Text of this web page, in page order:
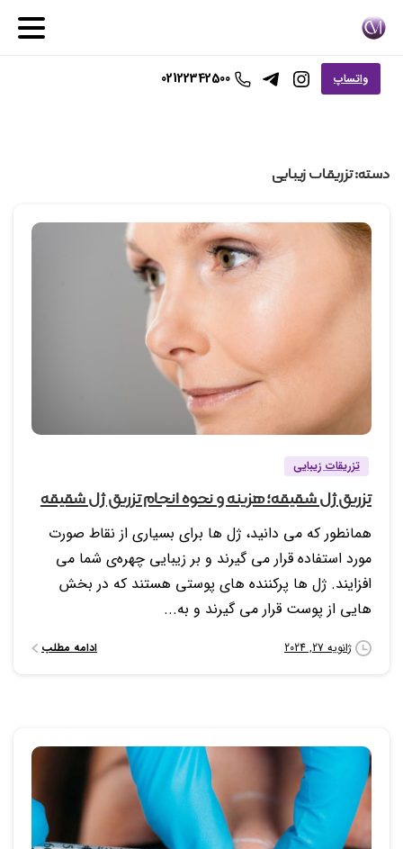
واتساپ 02122342500
دسته:تزریقات زیبایی
تزریقات زیبایی
تزریق ژل شقیقه؛ هزینه و نحوه انجام تزریق ژل شقیقه
همانطور که می دانید، ژل ها برای بسیاری از نقاط صورت
مورد استفاده قرار می گیرند و بر زیبایی چهره‌ی شما می
افزایند. ژل ها پرکننده‌ های پوستی هستند که در بخش
هایی از پوست قرار می گیرند و به...
ژانویه 27, 2024 ادامه مطلب